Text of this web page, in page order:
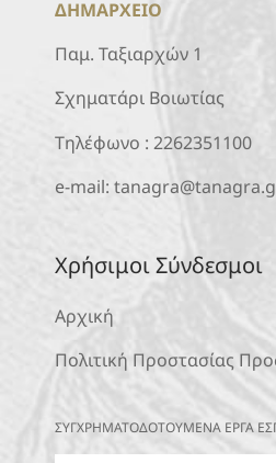
ΔΗΜΑΡΧΕΙΟ
Παμ. Ταξιαρχών 1
Σχηματάρι Βοιωτίας
Τηλέφωνο : 2262351100
e-mail:
Χρήσιμοι Σύνδεσμοι
Αρχική
Πολιτική Προστασίας
ΣΥΓΧΡΗΜΑΤΟΔΟΤΟΥΜΕΝΑ ΕΡΓΑ